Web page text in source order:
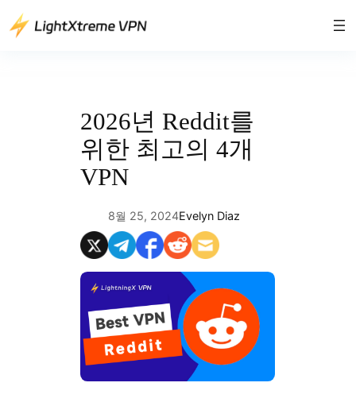
텐
2026년 Reddit를
위한 최고의 4개
VPN
8월 25, 2024Evelyn Diaz